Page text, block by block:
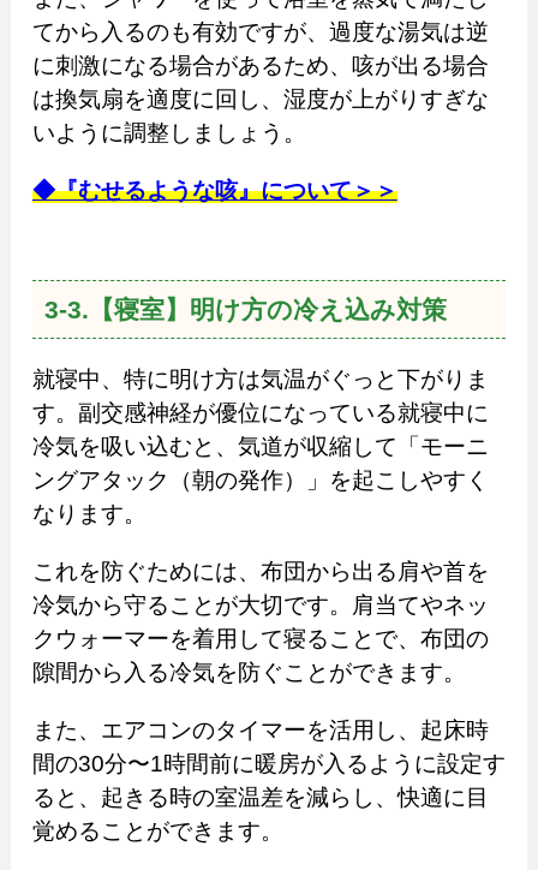
てから入るのも有効ですが、過度な湯気は逆
に刺激になる場合があるため、咳が出る場合
は換気扇を適度に回し、湿度が上がりすぎな
いように調整しましょう。
◆『むせるような咳』について＞＞
3-3.【寝室】明け方の冷え込み対策
就寝中、特に明け方は気温がぐっと下がりま
す。副交感神経が優位になっている就寝中に
冷気を吸い込むと、気道が収縮して「モーニ
ングアタック（朝の発作）」を起こしやすく
なります。
これを防ぐためには、布団から出る肩や首を
冷気から守ることが大切です。肩当てやネッ
クウォーマーを着用して寝ることで、布団の
隙間から入る冷気を防ぐことができます。
また、エアコンのタイマーを活用し、起床時
間の30分〜1時間前に暖房が入るように設定す
ると、起きる時の室温差を減らし、快適に目
覚めることができます。